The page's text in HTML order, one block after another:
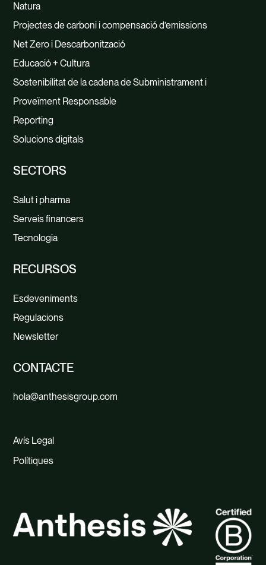
Natura
Projectes de carboni i compensació d’emissions
Net Zero i Descarbonització
Educació + Cultura
Sostenibilitat de la cadena de Subministrament i
Proveïment Responsable
Reporting
Solucions digitals
SECTORS
Salut i pharma
Serveis financers
Tecnologia
RECURSOS
Esdeveniments
Regulacions
Newsletter
CONTACTE
hola@anthesisgroup.com
Avís Legal
Polítiques